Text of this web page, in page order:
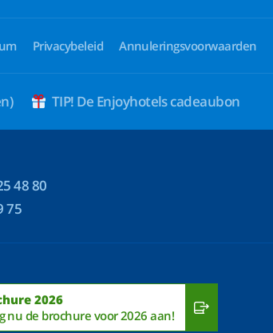
Privacybeleid Annuleringsvoorwaarden
TIP! De Enjoyhotels cadeaubon
48 80
75
2026
nu de brochure voor 2026 aan!